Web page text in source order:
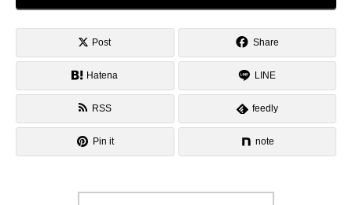
Post Share
Hatena LINE
RSS feedly
Pin it note